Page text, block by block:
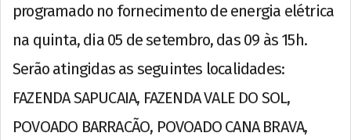
programado no fornecimento de energia elétrica
na quinta, dia 05 de setembro, das 09 às 15h.
Serão atingidas as seguintes localidades:
FAZENDA SAPUCAIA, FAZENDA VALE DO SOL,
POVOADO BARRACÃO, POVOADO CANA BRAVA,